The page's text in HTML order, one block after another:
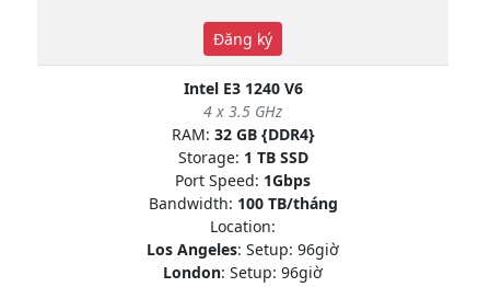
Đăng ký
Intel E3 1240 V6
4 x 3.5 GHz
RAM: 32 GB {DDR4}
Storage: 1 TB SSD
Port Speed: 1Gbps
Bandwidth: 100 TB/tháng
Location:
Los Angeles: Setup: 96giờ
London: Setup: 96giờ